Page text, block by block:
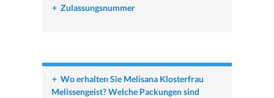
+ Zulassungsnummer
+ Wo erhalten Sie Melisana Klosterfrau
Melissengeist? Welche Packungen sind